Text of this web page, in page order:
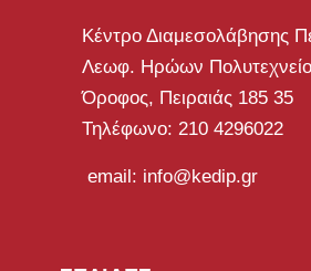
Κέντρο Διαμεσολάβησης
Λεωφ. Ηρώων
Όροφος, Πειραιάς 185 35
Τηλέφωνο: 210 4296022
email: info@kedip.gr